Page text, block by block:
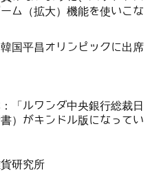
ム（拡大）機能を使いこな
国平昌オリンピックに出席
「ルワンダ中央銀行総裁日
）がキンドル版になってい
研究所